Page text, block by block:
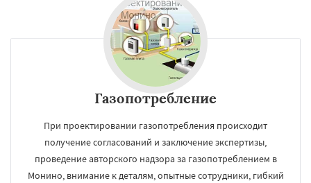
Газопотребление
При проектировании газопотребления происходит
получение согласований и заключение экспертизы,
проведение авторского надзора за газопотреблением в
Монино, внимание к деталям, опытные сотрудники, гибкий